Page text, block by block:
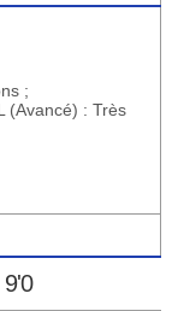
;
(Avancé) : Très